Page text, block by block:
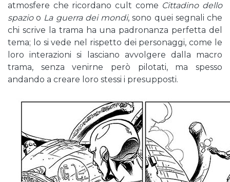
atmosfere che ricordano cult come Cittadino dello
spazioo La guerra dei mondi, sono quei segnali che
chi scrive la trama ha una padronanza perfetta del
tema; lo si vede nel rispetto dei personaggi, come le
loro interazioni si lasciano avvolgere dalla macro
trama, senza venirne però pilotati, ma spesso
andando a creare loro stessi i presupposti.